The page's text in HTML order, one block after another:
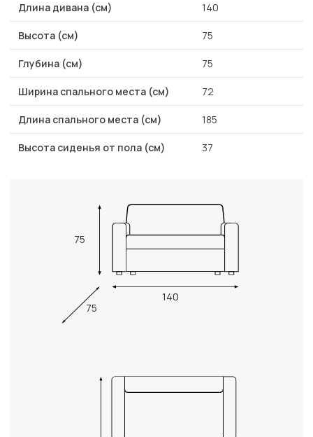
Длина дивана (см) 140
Высота (см) 75
Глубина (см) 75
Ширина спального места (см) 72
Длина спального места (см) 185
Высота сиденья от пола (см) 37
75
140
75